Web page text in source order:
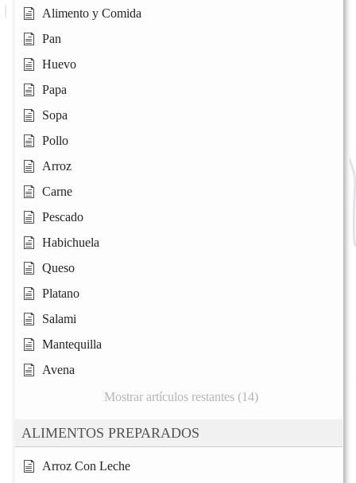
Alimento y Comida
Pan
Huevo
Papa
Sopa
Pollo
Arroz
Carne
Pescado
Habichuela
Queso
Platano
Salami
Mantequilla
Avena
Mostrar artículos restantes (14)
ALIMENTOS PREPARADOS
Arroz Con Leche